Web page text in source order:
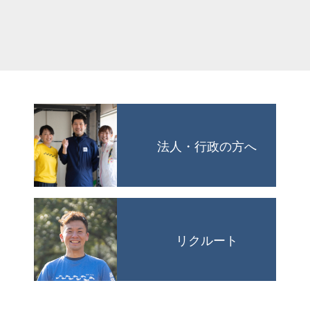
法人・行政の方へ
リクルート